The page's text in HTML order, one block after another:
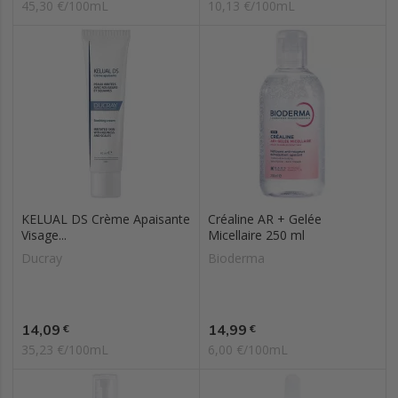
45,30 €/100mL 10,13 €/100mL
KELUAL DS Crème Apaisante
Visage...
Ducray
Prix
14,09 €
35,23 €/100mL
Créaline AR + Gelée
Micellaire 250 ml
Bioderma
Prix
14,99 €
6,00 €/100mL